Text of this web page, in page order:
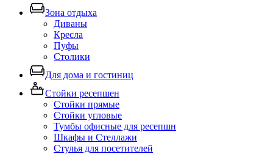
Зона отдыха
Диваны
Кресла
Пуфы
Столики
Для дома и гостиниц
Стойки ресепшен
Стойки прямые
Стойки угловые
Тумбы офисные для ресепшн
Шкафы и Стеллажи
Стулья для посетителей